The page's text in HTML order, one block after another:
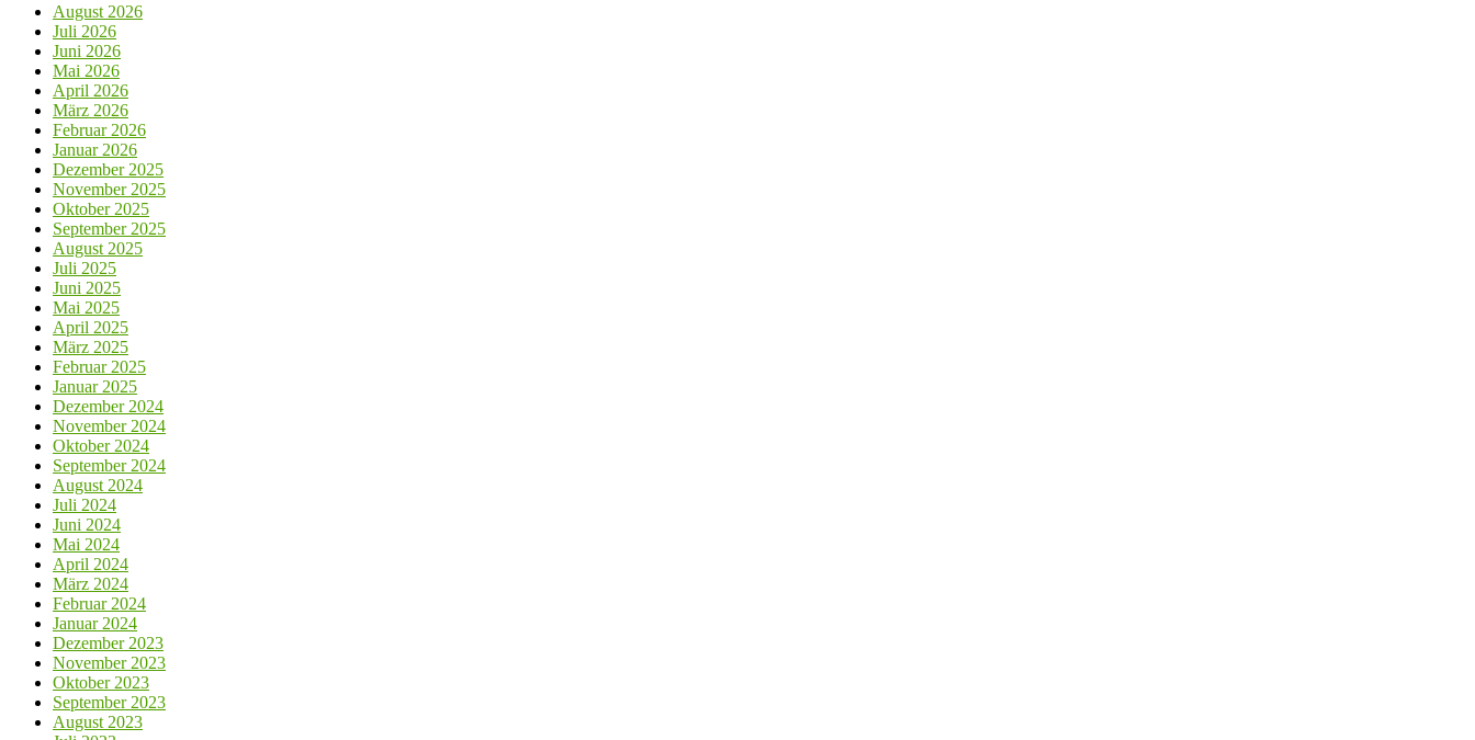
August 2026
Juli 2026
Juni 2026
Mai 2026
April 2026
März 2026
Februar 2026
Januar 2026
Dezember 2025
November 2025
Oktober 2025
September 2025
August 2025
Juli 2025
Juni 2025
Mai 2025
April 2025
März 2025
Februar 2025
Januar 2025
Dezember 2024
November 2024
Oktober 2024
September 2024
August 2024
Juli 2024
Juni 2024
Mai 2024
April 2024
März 2024
Februar 2024
Januar 2024
Dezember 2023
November 2023
Oktober 2023
September 2023
August 2023